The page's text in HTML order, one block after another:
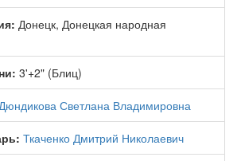
Донецк, Донецкая народная
3'+2" (Блиц)
Светлана Владимировна
Ткаченко Дмитрий Николаевич